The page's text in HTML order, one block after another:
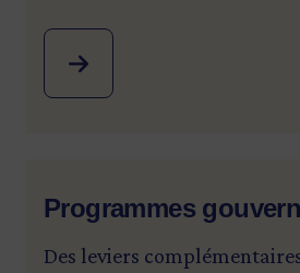
Programmes
Des leviers